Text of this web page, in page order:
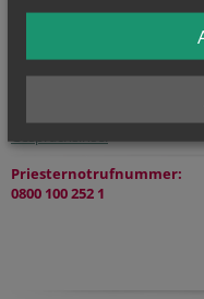
Liturgischer Kalender
Priesternotrufnummer:
0800 100 252 1